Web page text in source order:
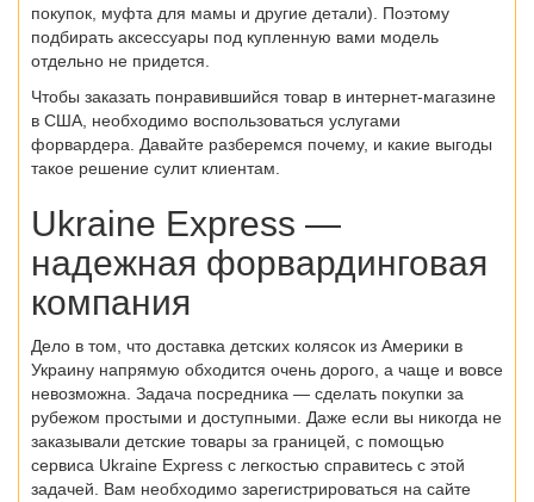
покупок, муфта для мамы и другие детали). Поэтому
подбирать аксессуары под купленную вами модель
отдельно не придется.
Чтобы заказать понравившийся товар в интернет-магазине
в США, необходимо воспользоваться услугами
форвардера. Давайте разберемся почему, и какие выгоды
такое решение сулит клиентам.
Ukraine Express —
надежная форвардинговая
компания
Дело в том, что доставка детских колясок из Америки в
Украину напрямую обходится очень дорого, а чаще и вовсе
невозможна. Задача посредника — сделать покупки за
рубежом простыми и доступными. Даже если вы никогда не
заказывали детские товары за границей, с помощью
сервиса Ukraine Express с легкостью справитесь с этой
задачей. Вам необходимо зарегистрироваться на сайте